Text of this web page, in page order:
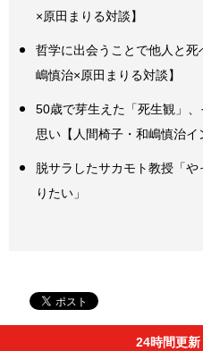
×原田まりる対談】
哲学に出会うことで他人と
嶋慎治×原田まりる対談】
50歳で芽生えた「死生観」
思い【人間椅子・和嶋慎治イ
脱サラしたサカモト教授「
りたい」
24時間更新